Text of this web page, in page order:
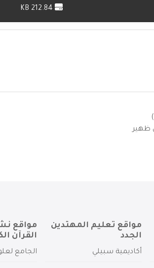
ظهير
مواقع تعليم المهتدين
الجدد
أكاديمية سبيلي
مواقع
القرآن
الجامع